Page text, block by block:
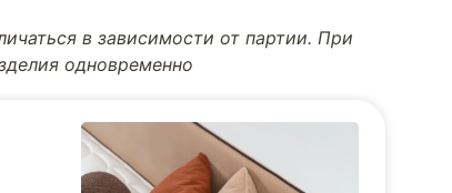
в зависимости от партии. При
одновременно